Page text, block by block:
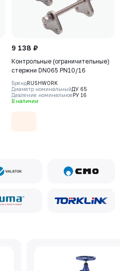
9 138 ₽
Контрольные (ограничительные)
стержни DN065 PN10/16
БрендRUSHWORK
Диаметр номинальныйДУ 65
Давление номинальноеРУ 16
В наличии